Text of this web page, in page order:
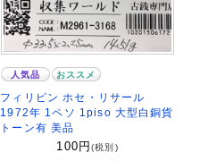
人気品 おススメ
フィリピン ホセ・リサール
1972年 1ペソ 1piso 大型白銅貨
トーン有 美品
100 円(税別)